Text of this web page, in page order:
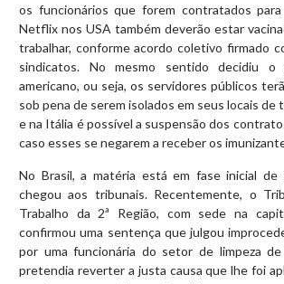
os funcionários que forem contratados
Netflix nos USA também deverão estar
trabalhar, conforme acordo coletivo firmado
sindicatos. No mesmo sentido decidiu o
americano, ou seja, os servidores públicos
sob pena de serem isolados em seus locais de
e na Itália é possível a suspensão dos
caso esses se negarem a receber os
No Brasil, a matéria está em fase inicial de
chegou aos tribunais. Recentemente, o
Trabalho da 2ª Região, com sede na
confirmou uma sentença que julgou
por uma funcionária do setor de limpeza
pretendia reverter a justa causa que lhe foi